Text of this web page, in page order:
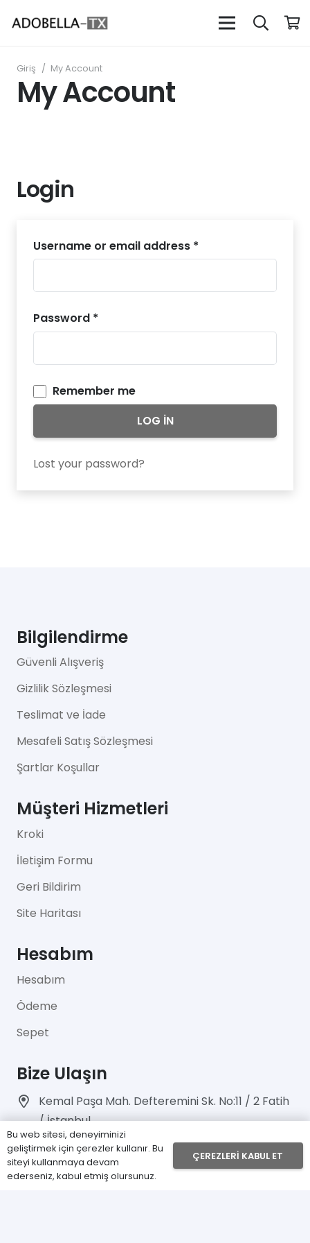
Giriş / My Account
My Account
Login
Username or email address *
Password *
Remember me
LOG IN
Lost your password?
Bilgilendirme
Güvenli Alışveriş
Gizlilik Sözleşmesi
Teslimat ve İade
Mesafeli Satış Sözleşmesi
Şartlar Koşullar
Müşteri Hizmetleri
Kroki
İletişim Formu
Geri Bildirim
Site Haritası
Hesabım
Hesabım
Ödeme
Sepet
Bize Ulaşın
Kemal Paşa Mah. Defteremini Sk. No:11 / 2 Fatih
/ İstanbul
0212 514 12 04
info@ado-tx.com
Bu web sitesi, deneyiminizi
geliştirmek için çerezler kullanır. Bu
siteyi kullanmaya devam
ederseniz, kabul etmiş olursunuz.
ÇEREZLERI KABUL ET